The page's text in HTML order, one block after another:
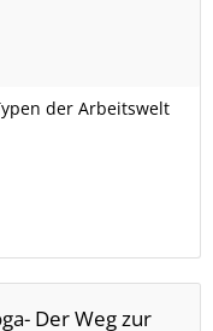
der Arbeitswelt